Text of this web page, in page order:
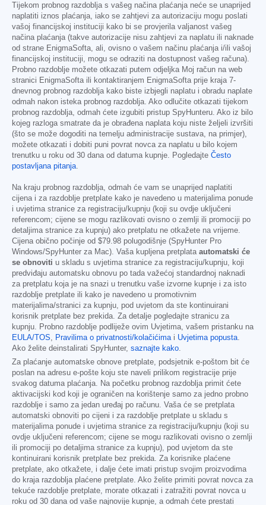
Tijekom probnog razdoblja s vašeg načina plaćanja neće se unaprijed
naplatiti iznos plaćanja, iako se zahtjevi za autorizaciju mogu poslati
vašoj financijskoj instituciji kako bi se provjerila valjanost vašeg
načina plaćanja (takve autorizacije nisu zahtjevi za naplatu ili naknade
od strane EnigmaSofta, ali, ovisno o vašem načinu plaćanja i/ili vašoj
financijskoj instituciji, mogu se odraziti na dostupnost vašeg računa).
Probno razdoblje možete otkazati putem odjeljka Moj račun na web
stranici EnigmaSofta ili kontaktiranjem EnigmaSofta prije kraja 7-
dnevnog probnog razdoblja kako biste izbjegli naplatu i obradu naplate
odmah nakon isteka probnog razdoblja. Ako odlučite otkazati tijekom
probnog razdoblja, odmah ćete izgubiti pristup SpyHunteru. Ako iz bilo
kojeg razloga smatrate da je obrađena naplata koju niste željeli izvršiti
(što se može dogoditi na temelju administracije sustava, na primjer),
možete otkazati i dobiti puni povrat novca za naplatu u bilo kojem
trenutku u roku od 30 dana od datuma kupnje. Pogledajte Često
postavljana pitanja.
Na kraju probnog razdoblja, odmah će vam se unaprijed naplatiti
cijena i za razdoblje pretplate kako je navedeno u materijalima ponude
i uvjetima stranice za registraciju/kupnju (koji su ovdje uključeni
referencom; cijene se mogu razlikovati ovisno o zemlji ili promociji po
detaljima stranice za kupnju) ako pretplatu ne otkažete na vrijeme.
Cijena obično počinje od $79.98 polugodišnje (SpyHunter Pro
Windows/SpyHunter za Mac). Vaša kupljena pretplata automatski će
se obnoviti u skladu s uvjetima stranice za registraciju/kupnju, koji
predviđaju automatsku obnovu po tada važećoj standardnoj naknadi
za pretplatu koja je na snazi u trenutku vaše izvorne kupnje i za isto
razdoblje pretplate ili kako je navedeno u promotivnim
materijalima/stranici za kupnju, pod uvjetom da ste kontinuirani
korisnik pretplate bez prekida. Za detalje pogledajte stranicu za
kupnju. Probno razdoblje podliježe ovim Uvjetima, vašem pristanku na
EULA/TOS, Pravilima o privatnosti/kolačićimai Uvjetima popusta.
Ako želite deinstalirati SpyHunter, saznajte kako.
Za plaćanje automatske obnove pretplate, podsjetnik e-poštom bit će
poslan na adresu e-pošte koju ste naveli prilikom registracije prije
svakog datuma plaćanja. Na početku probnog razdoblja primit ćete
aktivacijski kod koji je ograničen na korištenje samo za jedno probno
razdoblje i samo za jedan uređaj po računu. Vaša će se pretplata
automatski obnoviti po cijeni i za razdoblje pretplate u skladu s
materijalima ponude i uvjetima stranice za registraciju/kupnju (koji su
ovdje uključeni referencom; cijene se mogu razlikovati ovisno o zemlji
ili promociji po detaljima stranice za kupnju), pod uvjetom da ste
kontinuirani korisnik pretplate bez prekida. Za korisnike plaćene
pretplate, ako otkažete, i dalje ćete imati pristup svojim proizvodima
do kraja razdoblja plaćene pretplate. Ako želite primiti povrat novca za
tekuće razdoblje pretplate, morate otkazati i zatražiti povrat novca u
roku od 30 dana od vaše najnovije kupnje, a odmah ćete prestati